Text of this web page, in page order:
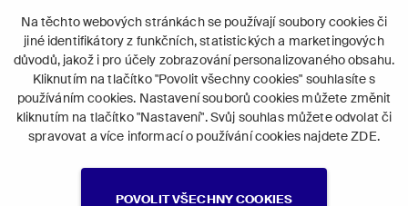
Na těchto webových stránkách se používají soubory cookies či
jiné identifikátory z funkčních, statistických a marketingových
důvodů, jakož i pro účely zobrazování personalizovaného obsahu.
Kliknutím na tlačítko "Povolit všechny cookies" souhlasíte s
používáním cookies. Nastavení souborů cookies můžete změnit
kliknutím na tlačítko "Nastavení". Svůj souhlas můžete odvolat či
spravovat a více informací o používání cookies najdeteZDE.
POVOLIT VŠECHNY COOKIES
© 2026 Canal+ Luxembourg S. à r.l. -
všechna práva vyhrazena.
freeSAT je obchodní značka používaná
pod licencí Canal+ Luxembourg S. à r.l.